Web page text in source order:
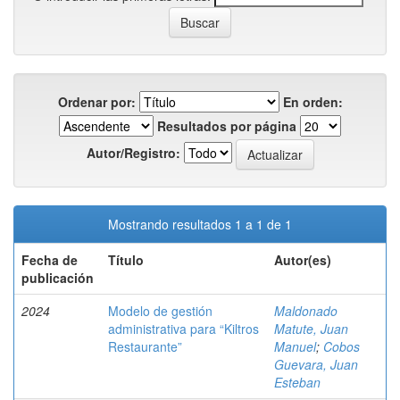
Ordenar por:
En orden:
Resultados por página
Autor/Registro:
Mostrando resultados 1 a 1 de 1
Fecha de
publicación
Título Autor(es)
2024
Modelo de gestión
administrativa para “Kiltros
Restaurante”
Maldonado
Matute, Juan
Manuel; Cobos
Guevara, Juan
Esteban